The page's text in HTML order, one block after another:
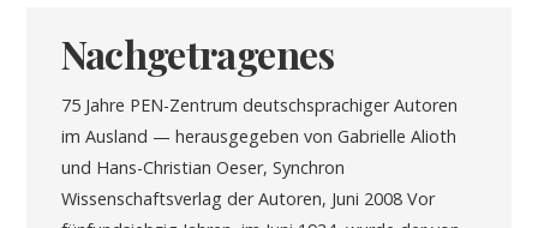
Nachgetragenes
75 Jahre PEN-Zentrum deutschsprachiger Autoren
im Ausland — herausgegeben von Gabrielle Alioth
und Hans-Christian Oeser, Synchron
Wissenschaftsverlag der Autoren, Juni 2008 Vor